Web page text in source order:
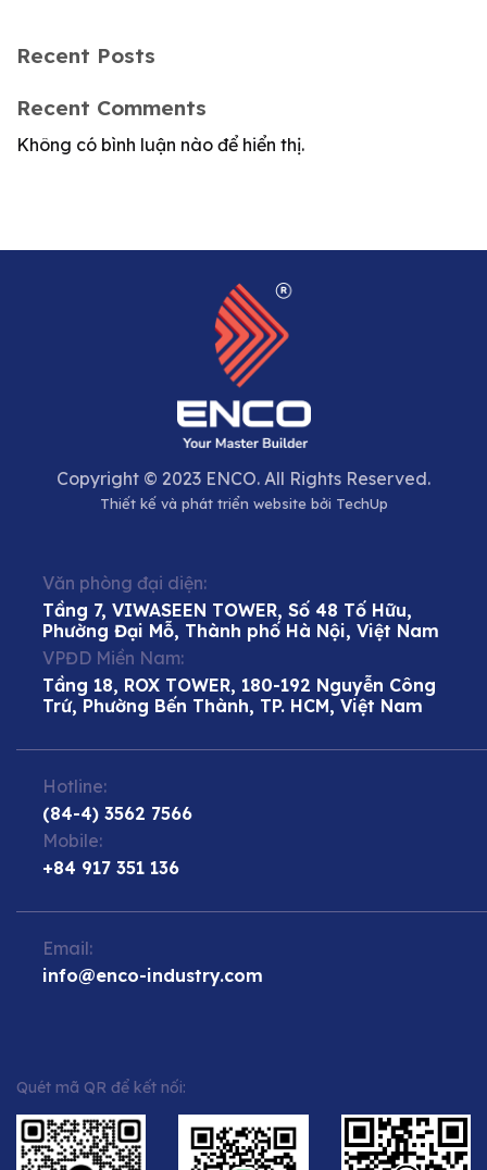
Recent Posts
Recent Comments
Không có bình luận nào để hiển thị.
Copyright © 2023 ENCO. All Rights Reserved.
Thiết kế và phát triển website bởi TechUp
Văn phòng đại diện:
Tầng 7, VIWASEEN TOWER, Số 48 Tố Hữu,
Phường Đại Mỗ, Thành phố Hà Nội, Việt Nam
VPĐD Miền Nam:
Tầng 18, ROX TOWER, 180-192 Nguyễn Công
Trứ, Phường Bến Thành, TP. HCM, Việt Nam
Hotline:
(84-4) 3562 7566
Mobile:
+84 917 351 136
Email:
info@enco-industry.com
Quét mã QR để kết nối: